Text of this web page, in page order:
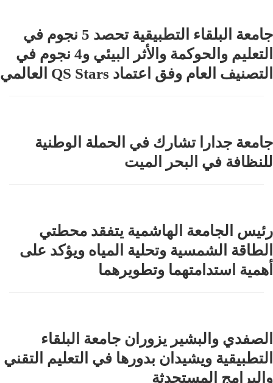
جامعة البلقاء التطبيقية تحصد 5 نجوم في
التعليم والحوكمة والأثر البيئي و4 نجوم في
التصنيف العام وفق اعتماد QS Stars العالمي
جامعة جدارا تشارك في الحملة الوطنية
للنظافة في البحر الميت
رئيس الجامعة الهاشمية يتفقد محطتي
الطاقة الشمسية وتحلية المياه ويؤكد على
أهمية استدامتهما وتطويرهما
الصفدي والبشير يزوران جامعة البلقاء
التطبيقية ويشيدان بدورها في التعليم التقني
والبرامج المستحدثة